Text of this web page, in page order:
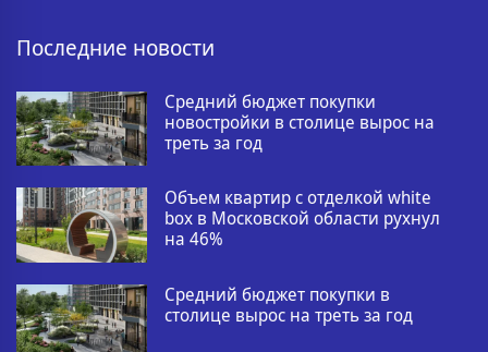
Последние новости
Средний бюджет покупки
новостройки в столице вырос на
треть за год
Объем квартир с отделкой white
box в Московской области рухнул
на 46%
Средний бюджет покупки в
столице вырос на треть за год